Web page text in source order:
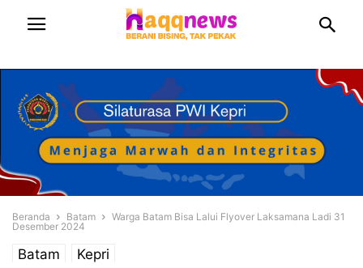
Beranda Batam
Warga Batam Bisa Lalui Flyover Laksamana Ladi 31
Desember 2024
Batam Kepri